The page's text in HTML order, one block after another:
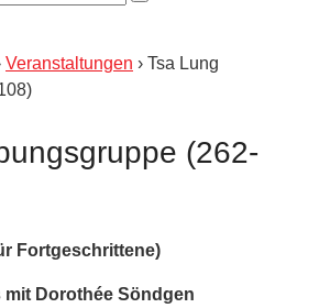
Veranstaltungen › Tsa Lung
(262-
Fortgeschrittene)
mit Dorothée Söndgen